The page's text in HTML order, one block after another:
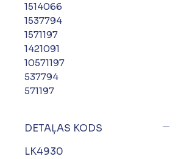
1514066
1537794
1571197
1421091
10571197
537794
571197
DETAĻAS KODS
LK4930